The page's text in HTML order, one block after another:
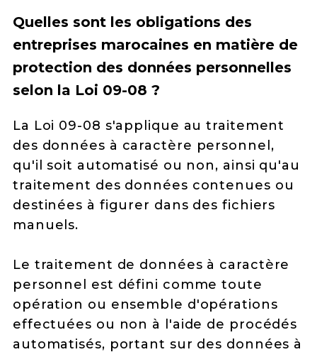
Quelles sont les obligations des
entreprises marocaines en matière de
protection des données personnelles
selon la Loi 09-08 ?
La Loi 09-08 s'applique au traitement
des données à caractère personnel,
qu'il soit automatisé ou non, ainsi qu'au
traitement des données contenues ou
destinées à figurer dans des fichiers
manuels.
Le traitement de données à caractère
personnel est défini comme toute
opération ou ensemble d'opérations
effectuées ou non à l'aide de procédés
automatisés, portant sur des données à